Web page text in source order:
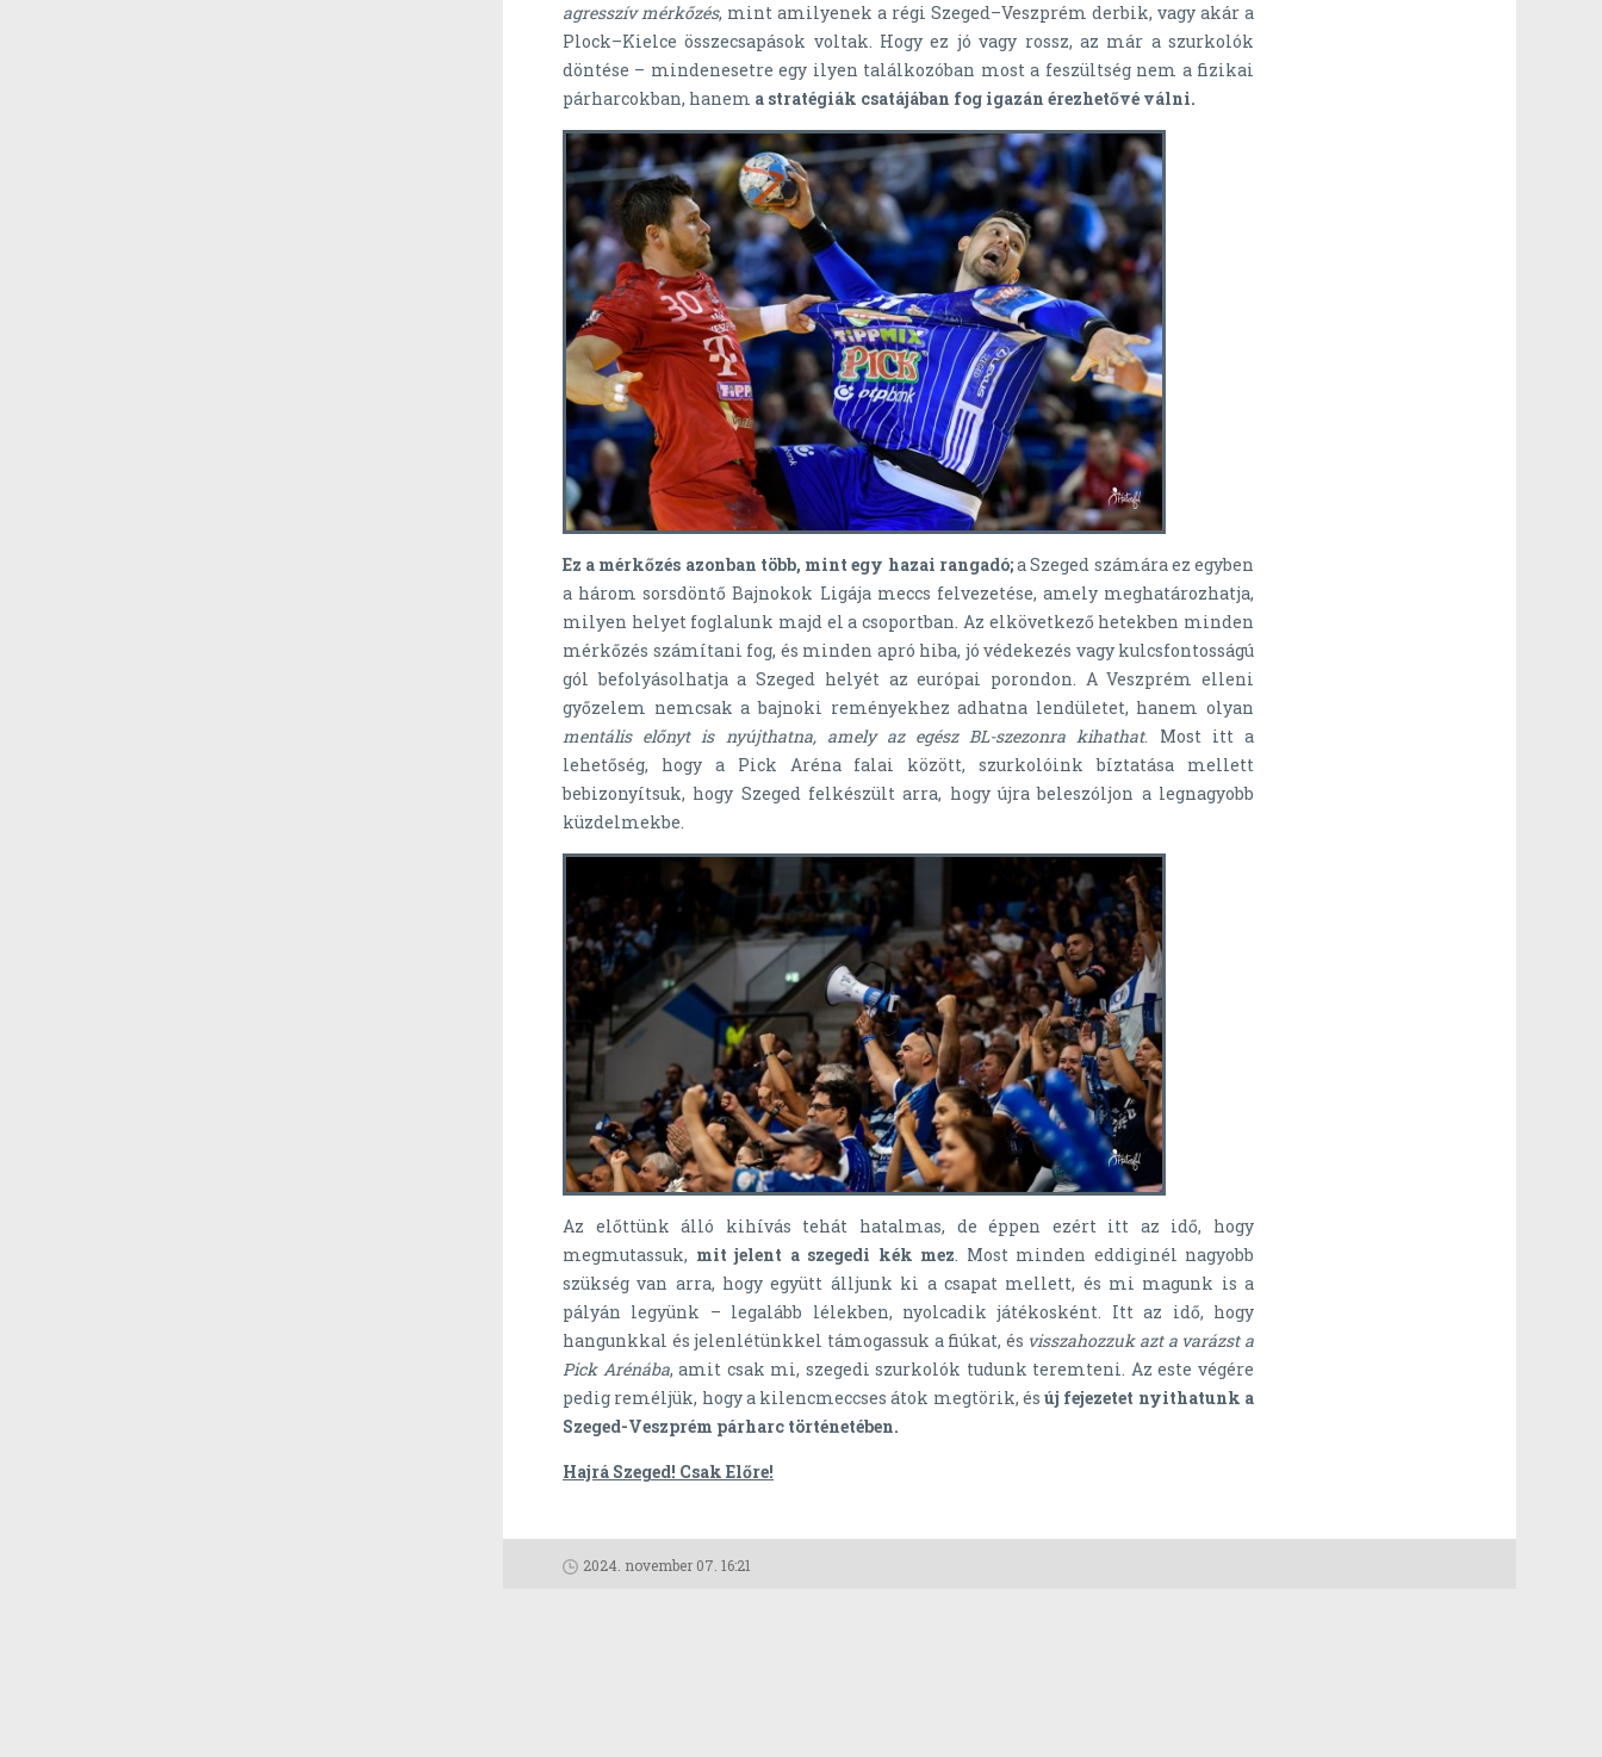
agresszív mérkőzés, mint amilyenek a régi Szeged–Veszprém derbik, vagy akár a
Plock–Kielce összecsapások voltak. Hogy ez jó vagy rossz, az már a szurkolók
döntése – mindenesetre egy ilyen találkozóban most a feszültség nem a fizikai
párharcokban, hanem a stratégiák csatájában fog igazán érezhetővé válni.
Ez a mérkőzés azonban több, mint egy hazai rangadó;a Szeged számára ez egyben
a három sorsdöntő Bajnokok Ligája meccs felvezetése, amely meghatározhatja,
milyen helyet foglalunk majd el a csoportban. Az elkövetkező hetekben minden
mérkőzés számítani fog, és minden apró hiba, jó védekezés vagy kulcsfontosságú
gól befolyásolhatja a Szeged helyét az európai porondon. A Veszprém elleni
győzelem nemcsak a bajnoki reményekhez adhatna lendületet, hanem olyan
mentális előnyt is nyújthatna, amely az egész BL-szezonra kihathat. Most itt a
lehetőség, hogy a Pick Aréna falai között, szurkolóink bíztatása mellett
bebizonyítsuk, hogy Szeged felkészült arra, hogy újra beleszóljon a legnagyobb
küzdelmekbe.
Az előttünk álló kihívás tehát hatalmas, de éppen ezért itt az idő, hogy
megmutassuk, mit jelent a szegedi kék mez. Most minden eddiginél nagyobb
szükség van arra, hogy együtt álljunk ki a csapat mellett, és mi magunk is a
pályán legyünk – legalább lélekben, nyolcadik játékosként. Itt az idő, hogy
hangunkkal és jelenlétünkkel támogassuk a fiúkat, és visszahozzuk azt a varázst a
Pick Arénába, amit csak mi, szegedi szurkolók tudunk teremteni. Az este végére
pedig reméljük, hogy a kilencmeccses átok megtörik, ésúj fejezetet nyithatunk a
Szeged-Veszprém párharc történetében.
Hajrá Szeged! Csak Előre!
2024. november 07. 16:21